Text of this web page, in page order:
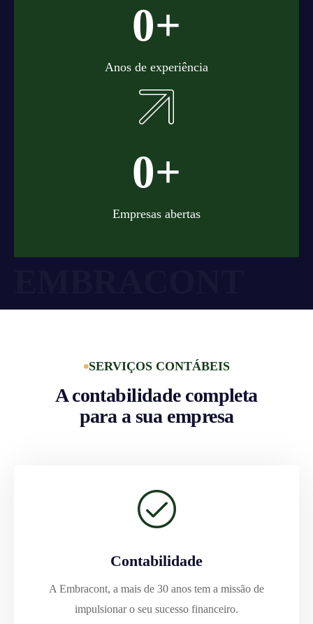
0+
Anos de experiência
0+
Empresas abertas
SERVIÇOS CONTÁBEIS
A contabilidade completa
para a sua empresa
Contabilidade
A Embracont, a mais de 30 anos tem a missão de
impulsionar o seu sucesso financeiro.